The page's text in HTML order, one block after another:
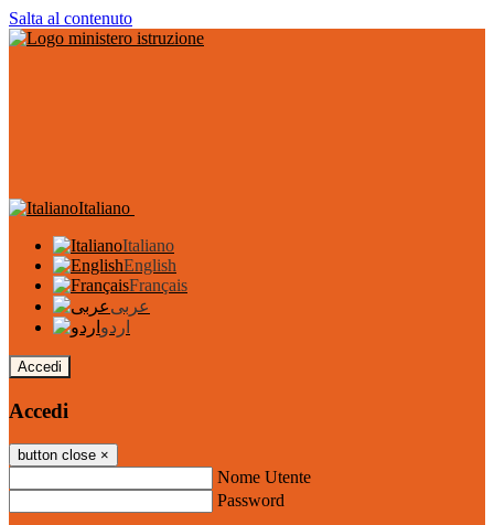
Salta al contenuto
Italiano
Italiano
English
Français
عربى
اردو
Accedi
Accedi
button close ×
Nome Utente
Password